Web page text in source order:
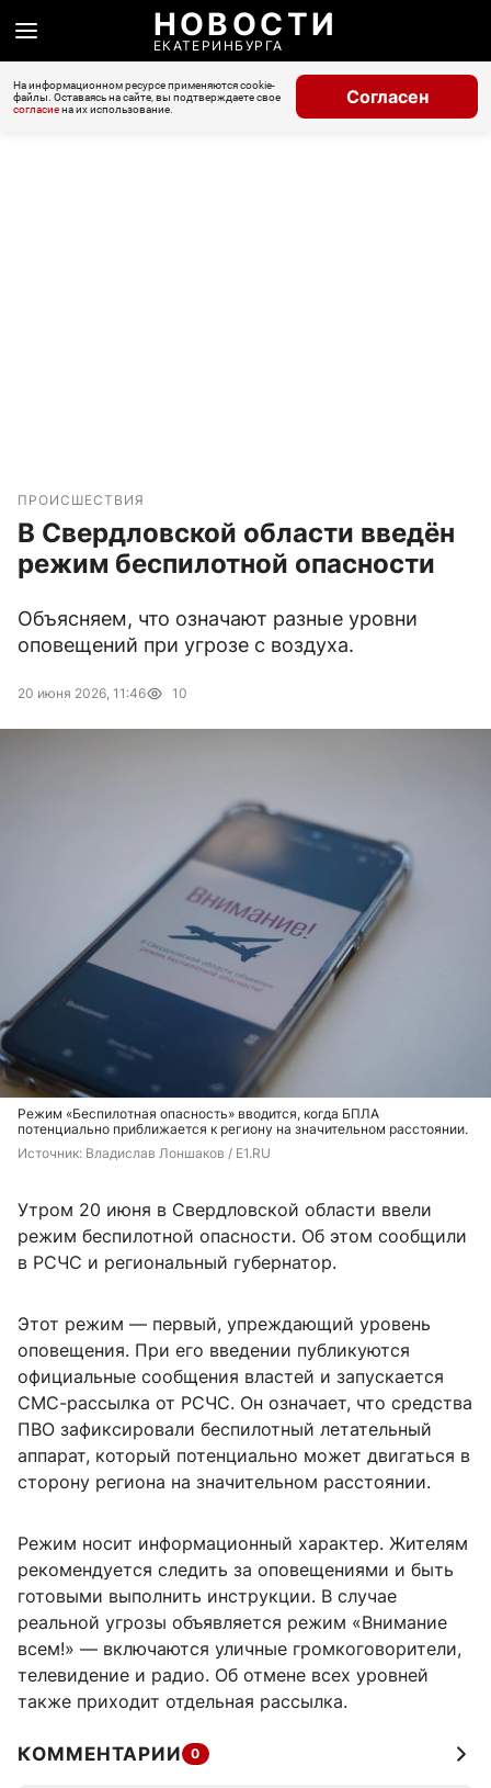
НОВОСТИ
ЕКАТЕРИНБУРГА
На информационном ресурсе применяются cookie-
файлы. Оставаясь на сайте, вы подтверждаете свое
согласиена их использование.
Согласен
ПРОИСШЕСТВИЯ
В Свердловской области введён
режим беспилотной опасности
Объясняем, что означают разные уровни
оповещений при угрозе с воздуха.
20 июня 2026, 11:46 10
Режим «Беспилотная опасность» вводится, когда БПЛА
потенциально приближается к региону на значительном расстоянии.
Источник: Владислав Лоншаков / E1.RU
Утром 20 июня в Свердловской области ввели
режим беспилотной опасности. Об этом сообщили
в РСЧС и региональный губернатор.
Этот режим — первый, упреждающий уровень
оповещения. При его введении публикуются
официальные сообщения властей и запускается
СМС-рассылка от РСЧС. Он означает, что средства
ПВО зафиксировали беспилотный летательный
аппарат, который потенциально может двигаться в
сторону региона на значительном расстоянии.
Режим носит информационный характер. Жителям
рекомендуется следить за оповещениями и быть
готовыми выполнить инструкции. В случае
реальной угрозы объявляется режим «Внимание
всем!» — включаются уличные громкоговорители,
телевидение и радио. Об отмене всех уровней
также приходит отдельная рассылка.
КОММЕНТАРИИ 0